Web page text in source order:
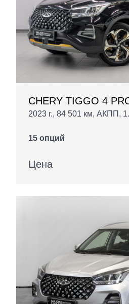
CHERY TIGGO 4
2023 г., 84 501 км, АКПП,
15 опций
Цена